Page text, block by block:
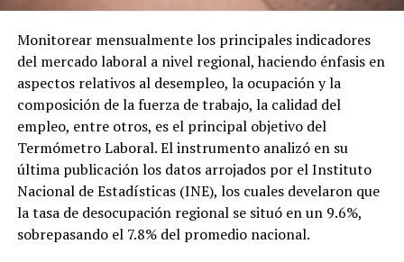
Monitorear mensualmente los principales indicadores
del mercado laboral a nivel regional, haciendo énfasis en
aspectos relativos al desempleo, la ocupación y la
composición de la fuerza de trabajo, la calidad del
empleo, entre otros, es el principal objetivo del
Termómetro Laboral. El instrumento analizó en su
última publicación los datos arrojados por el Instituto
Nacional de Estadísticas (INE), los cuales develaron que
la tasa de desocupación regional se situó en un 9.6%,
sobrepasando el 7.8% del promedio nacional.